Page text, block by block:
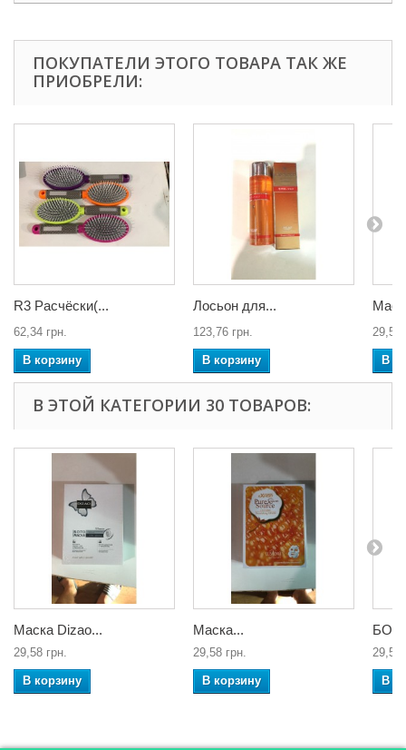
ПОКУПАТЕЛИ ЭТОГО ТОВАРА ТАК ЖЕ
ПРИОБРЕЛИ:
R3 Расчёски(...
62,34 грн.
В корзину
Лосьон для...
123,76 грн.
В корзину
29,58
В
В ЭТОЙ КАТЕГОРИИ 30 ТОВАРОВ:
Маска Dizao...
29,58 грн.
В корзину
Маска...
29,58 грн.
В корзину
29,58
В